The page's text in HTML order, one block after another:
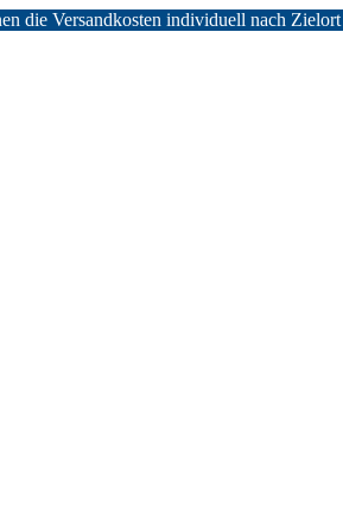
die Versandkosten individuell nach